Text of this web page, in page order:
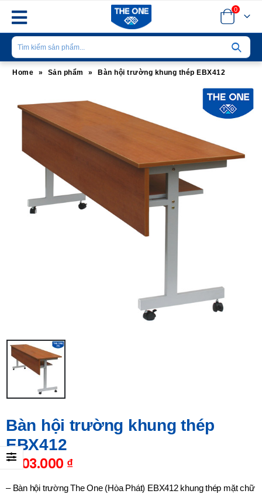
0
Home » Sản phẩm » Bàn hội trường khung thép EBX412
Bàn hội trường khung thép
EBX412
1.003.000 ₫
– Bàn hội trường The One (Hòa Phát) EBX412 khung thép mặt chữ